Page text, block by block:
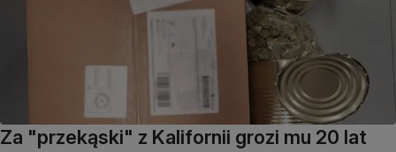
Za "przekąski" z Kalifornii grozi mu 20 lat